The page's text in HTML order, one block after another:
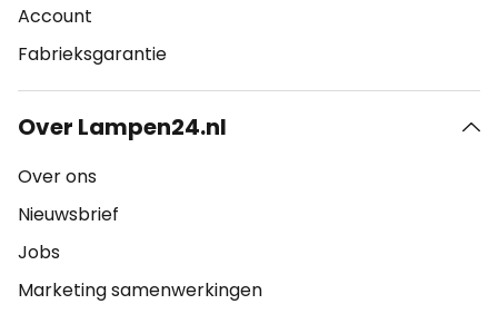
Account
Fabrieksgarantie
Over Lampen24.nl
Over ons
Nieuwsbrief
Jobs
Marketing samenwerkingen